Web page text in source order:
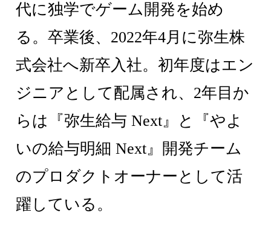
代に独学でゲーム開発を始め
る。卒業後、2022年4月に弥生株
式会社へ新卒入社。初年度はエン
ジニアとして配属され、2年目か
らは『弥生給与 Next』と『やよ
いの給与明細 Next』開発チーム
のプロダクトオーナーとして活
躍している。